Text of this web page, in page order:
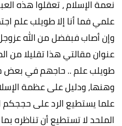
نعمة الإسلام ، تعقلوا هذه
علمي فما أنا إلا طويلب علم
وإن أصاب فبفضل من الله
عنوان مقالتي هذا تقليلا من
طويلب علم .. حاجهم في بعض
وهنها، ودليل على عظمة
علما يستطيع الرد على حججكم
الملحد لا تستطيع أن تناظره